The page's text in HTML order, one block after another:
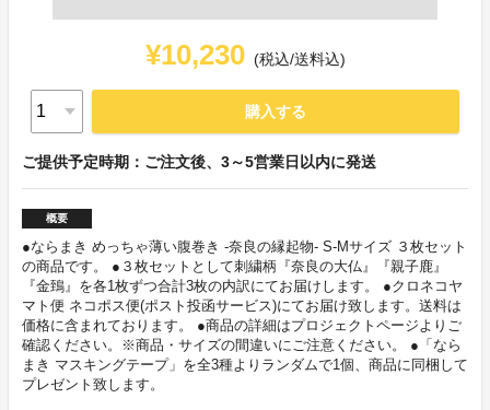
¥10,230 (税込/送料込)
購入する
ご提供予定時期：ご注文後、3～5営業日以内に発送
概要
●ならまき めっちゃ薄い腹巻き -奈良の縁起物- S-Mサイズ ３枚セット
の商品です。 ●３枚セットとして刺繍柄『奈良の大仏』『親子鹿』
『金鵄』を各1枚ずつ合計3枚の内訳にてお届けします。 ●クロネコヤ
マト便 ネコポス便(ポスト投函サービス)にてお届け致します。送料は
価格に含まれております。 ●商品の詳細はプロジェクトページよりご
確認ください。※商品・サイズの間違いにご注意ください。 ●「なら
まき マスキングテープ」を全3種よりランダムで1個、商品に同梱して
プレゼント致します。